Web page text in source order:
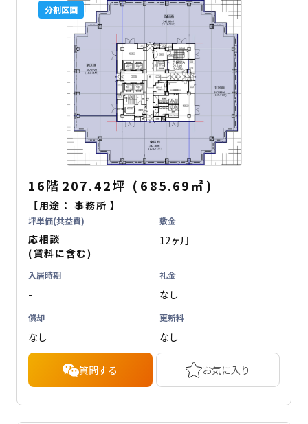
分割区画
16階 207.42坪 ( 685.69㎡ )
【用途：事務所 】
坪単価(共益費)
応相談
(賃料に含む)
敷金
12ヶ月
入居時期
-
礼金
なし
償却
なし
更新料
なし
質問する お気に入り